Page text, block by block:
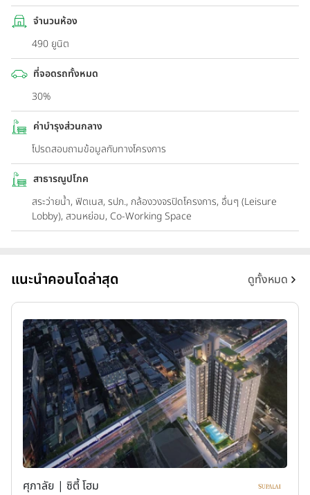
จำนวนห้อง
490 ยูนิต
ที่จอดรถทั้งหมด
30%
ค่าบำรุงส่วนกลาง
โปรดสอบถามข้อมูลกับทางโครงการ
สาธารณูปโภค
สระว่ายน้ำ, ฟิตเนส, รปภ., กล้องวงจรปิดโครงการ, อื่นๆ (Leisure
Lobby), สวนหย่อม, Co-Working Space
แนะนำคอนโดล่าสุด ดูทั้งหมด
ศุภาลัย | ซิตี้ โฮม